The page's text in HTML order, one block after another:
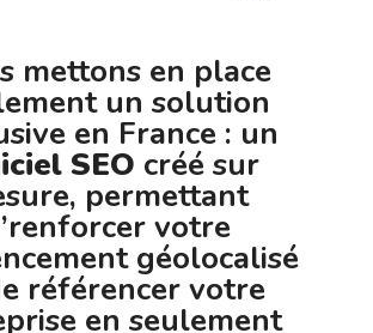
mettons en place
un solution
en France : un
SEO créé sur
permettant
votre
géolocalisé
référencer votre
en seulement